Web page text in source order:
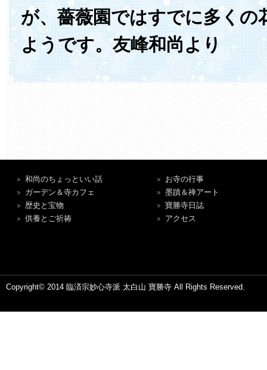
が、薔薇園ではすでに多くの
ようです。友峰和尚より
和尚のちょっといい話
ガーデン＆寺カフェ
歴史と宝物
供養とご祈祷
お寺の行事
墨蹟＆禅アート
寶勝寺日誌
アクセス
Copyright© 2014 臨済宗妙心寺派 太白山 寶勝寺 All Rights Reserved.